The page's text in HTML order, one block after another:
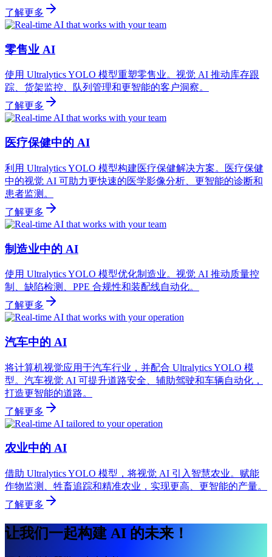
了解更多
零售业 AI
使用 Ultralytics YOLO 模型重塑零售业。视觉 AI 推动库存跟
踪、货架监控、队列管理和更智能的客户洞察。
了解更多
医疗保健中的 AI
利用 Ultralytics YOLO 模型构建医疗保健解决方案。医疗保健
中的视觉 AI 可助力更快速的医学影像分析、更智能的诊断和
患者监测。
了解更多
制造业中的 AI
使用 Ultralytics YOLO 模型优化制造业。视觉 AI 推动质量控
制、缺陷检测、PPE 合规性和装配线自动化。
了解更多
汽车中的 AI
将计算机视觉应用于汽车行业，并配合 Ultralytics YOLO 模
型。汽车视觉 AI 可提升道路安全、辅助驾驶和车辆自动化，
打造更智能的道路。
了解更多
农业中的 AI
借助 Ultralytics YOLO 模型，将视觉 AI 引入智慧农业。赋能
作物监测、牲畜追踪和精准农业，实现更高、更智能的产量。
了解更多
让我们一起构建 AI 的未来！